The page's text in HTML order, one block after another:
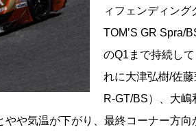
ィフェンディング
TOM’S GR Spra/
のQ1まで持続し
れに大津弘樹/佐
R-GT/BS）、大
や気温が下がり、最終コーナー方